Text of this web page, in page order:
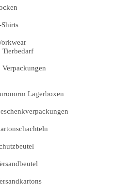
Shirts
Tierbedarf
Verpackungen
Lagerboxen